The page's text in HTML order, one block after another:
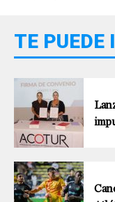
TE PUEDE